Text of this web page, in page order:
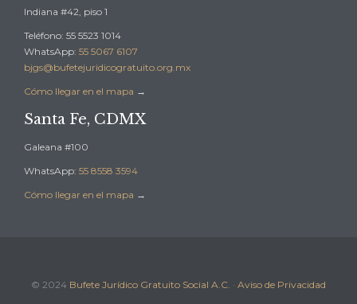
Indiana #42, piso 1
Teléfono: 55 5523 1014
WhatsApp: 55 5067 6107
bjgs@bufetejuridicogratuito.org.mx
Cómo llegar en el mapa →
Santa Fe, CDMX
Galeana #100
WhatsApp: 55 8558 3594
Cómo llegar en el mapa →
© 2024 Bufete Jurídico Gratuito Social A.C. · Aviso de Privacidad